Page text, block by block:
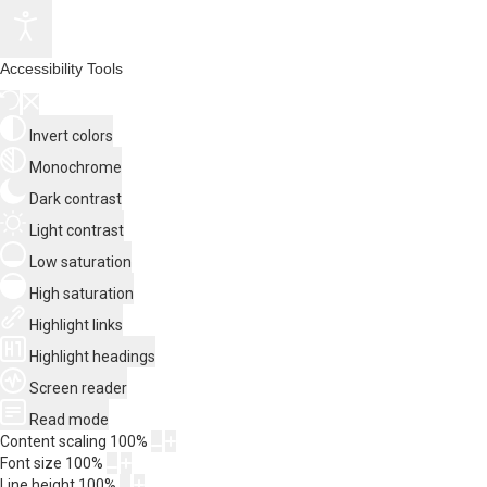
Accessibility Tools
Invert colors
Monochrome
Dark contrast
Light contrast
Low saturation
High saturation
Highlight links
Highlight headings
Screen reader
Read mode
Content scaling 100%
Font size 100%